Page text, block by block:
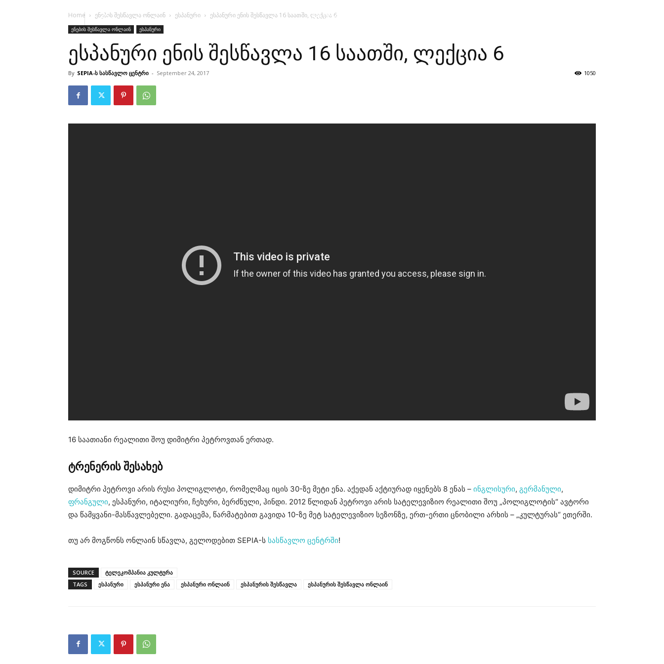
მთავარი
Home ენების შესწავლა ონლაინ ესპანური ესპანური ენის შესწავლა 16 საათში, ლექცია 6
ენების შესწავლა ონლაინ ესპანური
ესპანური ენის შესწავლა 16 საათში, ლექცია 6
By SEPIA-ს სასწავლო ცენტრი - September 24, 2017 1050
16 საათიანი რეალითი შოუ დიმიტრი პეტროვთან ერთად.
ტრენერის შესახებ
დიმიტრი პეტროვი არის რუსი პოლიგლოტი, რომელმაც იცის 30-ზე მეტი ენა. აქედან აქტიურად იყენებს 8 ენას – ინგლისური, გერმანული,
ფრანგული, ესპანური, იტალიური, ჩეხური, ბერძნული, ჰინდი. 2012 წლიდან პეტროვი არის სატელევიზიო რეალითი შოუ „პოლიგლოტის“ ავტორი
და წამყვანი-მასწავლებელი. გადაცემა, წარმატებით გავიდა 10-ზე მეტ სატელევიზიო სეზონზე, ერთ-ერთი ცნობილი არხის – „კულტურას“ ეთერში.
თუ არ მოგწონს ონლაინ სწავლა, გელოდებით SEPIA-ს სასწავლო ცენტრში!
SOURCE
ტელეკომპანია კულტურა
TAGS
ესპანური ესპანური ენა ესპანური ონლაინ ესპანურის შესწავლა ესპანურის შესწავლა ონლაინ